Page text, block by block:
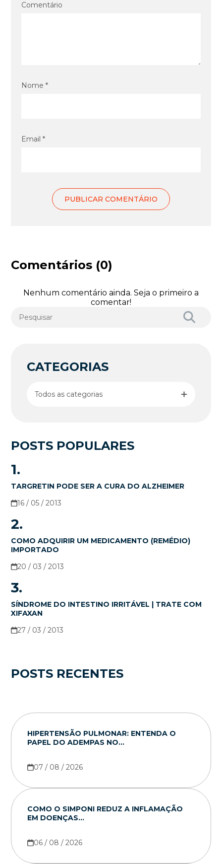
Comentário
Nome *
Email *
Comentários (0)
Nenhum comentário ainda. Seja o primeiro a
comentar!
CATEGORIAS
Todos as categorias
POSTS POPULARES
1.
TARGRETIN PODE SER A CURA DO ALZHEIMER
16 / 05 / 2013
2.
COMO ADQUIRIR UM MEDICAMENTO (REMÉDIO)
IMPORTADO
20 / 03 / 2013
3.
SÍNDROME DO INTESTINO IRRITÁVEL | TRATE COM
XIFAXAN
27 / 03 / 2013
POSTS RECENTES
HIPERTENSÃO PULMONAR: ENTENDA O
PAPEL DO ADEMPAS NO...
07 / 08 / 2026
COMO O SIMPONI REDUZ A INFLAMAÇÃO
EM DOENÇAS...
06 / 08 / 2026